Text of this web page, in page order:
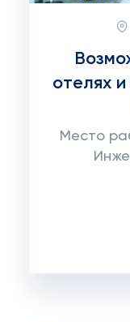
отелях
Место